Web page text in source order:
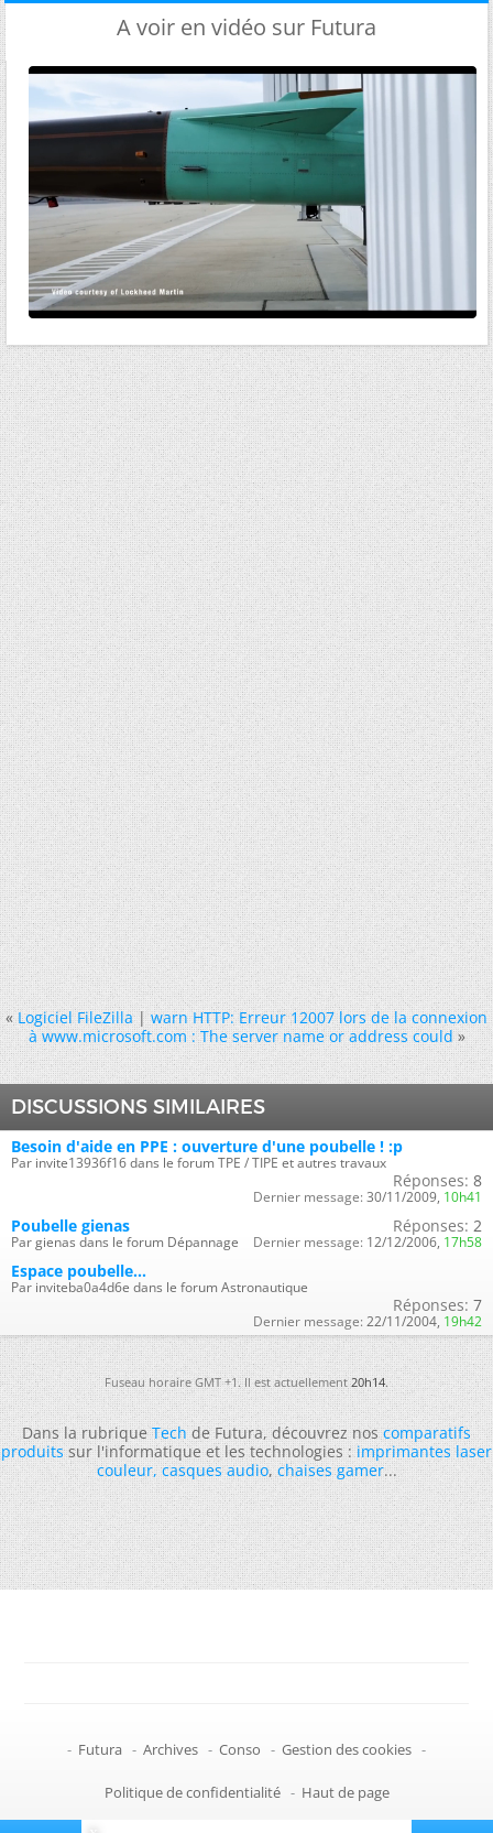
A voir en vidéo sur Futura
« Logiciel FileZilla|warn HTTP: Erreur 12007 lors de la connexion
à www.microsoft.com : The server name or address could »
DISCUSSIONS SIMILAIRES
Besoin d'aide en PPE : ouverture d'une poubelle ! :p
Par invite13936f16 dans le forum TPE / TIPE et autres travaux
Réponses: 8
Dernier message: 30/11/2009, 10h41
Poubelle gienas
Par gienas dans le forum Dépannage
Réponses: 2
Dernier message: 12/12/2006, 17h58
Espace poubelle...
Par inviteba0a4d6e dans le forum Astronautique
Réponses: 7
Dernier message: 22/11/2004, 19h42
Fuseau horaire GMT +1. Il est actuellement20h14.
Dans la rubriqueTechde Futura, découvrez noscomparatifs
produitssur l'informatique et les technologies :imprimantes laser
couleur,casques audio,chaises gamer...
- Futura - Archives - Conso - Gestion des cookies -
Politique de confidentialité - Haut de page